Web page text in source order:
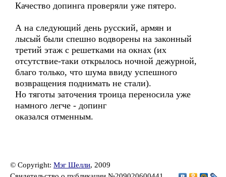
Качество допинга проверяли уже пятеро.
А на следующий день русский, армян и
лысый были спешно водворены на законный
третий этаж с решетками на окнах (их
отсутствие-таки открылось ночной дежурной,
благо только, что шума ввиду успешного
возвращения поднимать не стали).
Но тяготы заточения троица переносила уже
намного легче - допинг
оказался отменным.
© Copyright: Мэг Шелли, 2009